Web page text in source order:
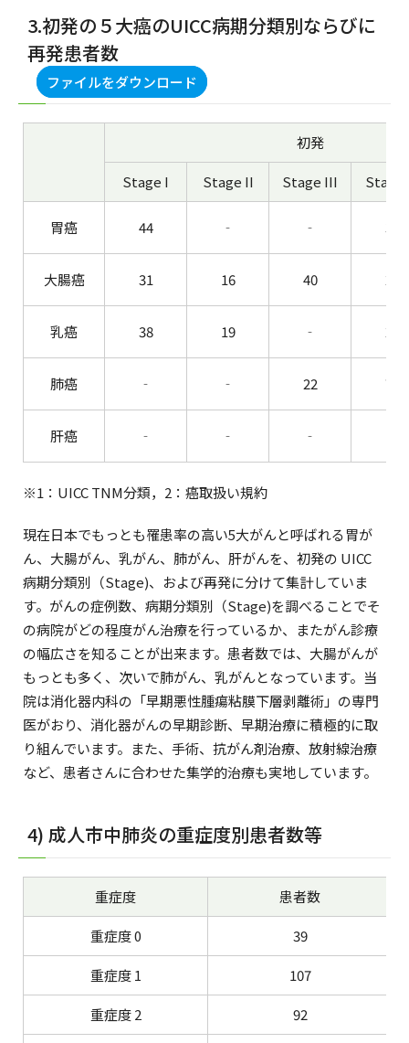
3.初発の５大癌のUICC病期分類別ならびに
再発患者数
ファイルをダウンロード
初発
Stage I Stage II Stage III Stage
胃癌 44 ‐ ‐ 35
大腸癌 31 16 40 24
乳癌 38 19 ‐ 21
肺癌 ‐ ‐ 22 72
肝癌 ‐ ‐ ‐
※1：UICC TNM分類，2：癌取扱い規約
現在日本でもっとも罹患率の高い5大がんと呼ばれる胃が
ん、大腸がん、乳がん、肺がん、肝がんを、初発の UICC
病期分類別（Stage)、および再発に分けて集計していま
す。がんの症例数、病期分類別（Stage)を調べることでそ
の病院がどの程度がん治療を行っているか、またがん診療
の幅広さを知ることが出来ます。患者数では、大腸がんが
もっとも多く、次いで肺がん、乳がんとなっています。当
院は消化器内科の「早期悪性腫瘍粘膜下層剥離術」の専門
医がおり、消化器がんの早期診断、早期治療に積極的に取
り組んでいます。また、手術、抗がん剤治療、放射線治療
など、患者さんに合わせた集学的治療も実地しています。
4) 成人市中肺炎の重症度別患者数等
重症度 患者数
重症度 0 39
重症度 1 107
重症度 2 92